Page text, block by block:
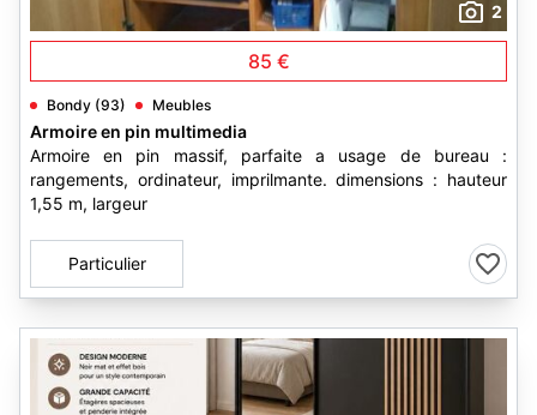
2
85 €
Bondy (93) Meubles
Armoire en pin multimedia
Armoire en pin massif, parfaite a usage de bureau :
rangements, ordinateur, imprilmante. dimensions : hauteur
1,55 m, largeur
Particulier